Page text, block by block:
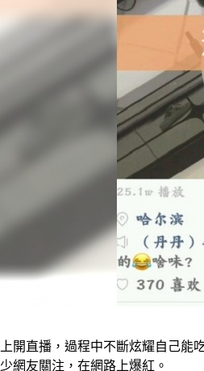
開直播，過程中不斷炫耀自己
網友關注，在網路上爆紅。